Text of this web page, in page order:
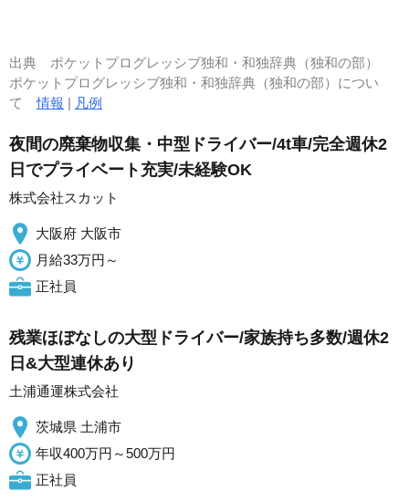
出典 ポケットプログレッシブ独和・和独辞典（独和の部）
ポケットプログレッシブ独和・和独辞典（独和の部）につい
て情報 | 凡例
夜間の廃棄物収集・中型ドライバー/4t車/完全週休2
日でプライベート充実/未経験OK
株式会社スカット
大阪府 大阪市
月給33万円～
正社員
残業ほぼなしの大型ドライバー/家族持ち多数/週休2
日&大型連休あり
土浦通運株式会社
茨城県 土浦市
年収400万円～500万円
正社員